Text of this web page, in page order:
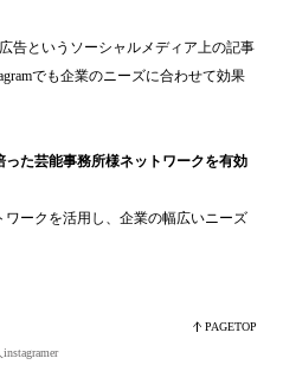
告というソーシャルメディア上の記事
でも企業のニーズに合わせて効果
た芸能事務所様ネットワークを有効
ークを活用し、企業の幅広いニーズ
PAGETOP